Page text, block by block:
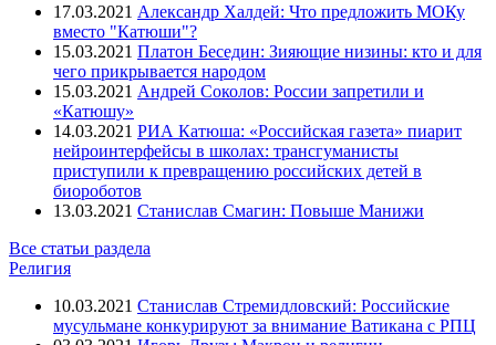
17.03.2021 Александр Халдей: Что предложить МОКу
вместо "Катюши"?
15.03.2021 Платон Беседин: Зияющие низины: кто и для
чего прикрывается народом
15.03.2021 Андрей Соколов: России запретили и
«Катюшу»
14.03.2021 РИА Катюша: «Российская газета» пиарит
нейроинтерфейсы в школах: трансгуманисты
приступили к превращению российских детей в
биороботов
13.03.2021 Станислав Смагин: Повыше Манижи
Все статьи раздела
Религия
10.03.2021 Станислав Стремидловский: Российские
мусульмане конкурируют за внимание Ватикана с РПЦ